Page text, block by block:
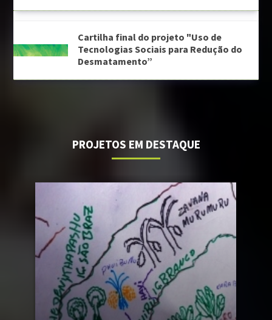
Cartilha final do projeto "Uso de
Tecnologias Sociais para Redução do
Desmatamento”
PROJETOS EM DESTAQUE